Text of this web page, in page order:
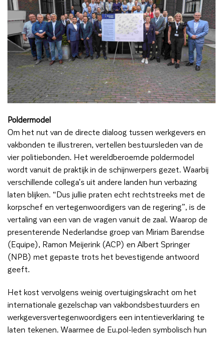
Poldermodel
Om het nut van de directe dialoog tussen werkgevers en
vakbonden te illustreren, vertellen bestuursleden van de
vier politiebonden. Het wereldberoemde poldermodel
wordt vanuit de praktijk in de schijnwerpers gezet. Waarbij
verschillende collega’s uit andere landen hun verbazing
laten blijken. “Dus jullie praten echt rechtstreeks met de
korpschef en vertegenwoordigers van de regering”, is de
vertaling van een van de vragen vanuit de zaal. Waarop de
presenterende Nederlandse groep van Miriam Barendse
(Equipe), Ramon Meijerink (ACP) en Albert Springer
(NPB) met gepaste trots het bevestigende antwoord
geeft.
Het kost vervolgens weinig overtuigingskracht om het
internationale gezelschap van vakbondsbestuurders en
werkgeversvertegenwoordigers een intentieverklaring te
laten tekenen. Waarmee de Eu.pol-leden symbolisch hun